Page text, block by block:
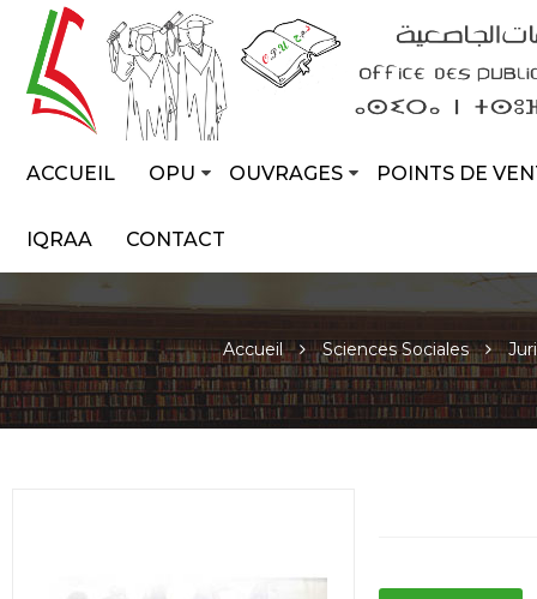
ACCUEIL OPU OUVRAGES POINTS DE
IQRAA CONTACT
Accueil Sciences Sociales